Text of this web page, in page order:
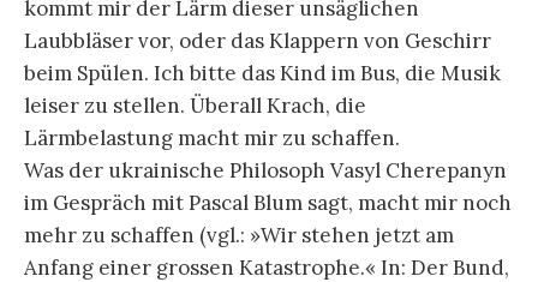
kommt mir der Lärm dieser unsäglichen
Laubbläser vor, oder das Klappern von Geschirr
beim Spülen. Ich bitte das Kind im Bus, die Musik
leiser zu stellen. Überall Krach, die
Lärmbelastung macht mir zu schaffen.
Was der ukrainische Philosoph Vasyl Cherepanyn
im Gespräch mit Pascal Blum sagt, macht mir noch
mehr zu schaffen (vgl.: »Wir stehen jetzt am
Anfang einer grossen Katastrophe.« In: Der Bund,